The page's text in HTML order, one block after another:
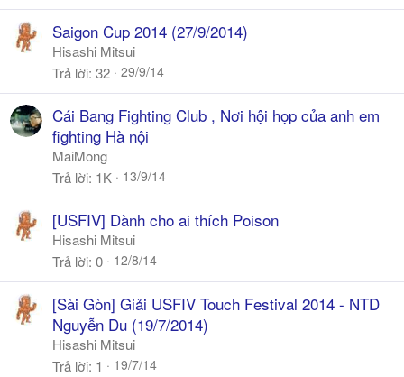
Saigon Cup 2014 (27/9/2014)
Hisashi Mitsui
Trả lời 32 29/9/14
Cái Bang Fighting Club , Nơi hội họp của anh em
fighting Hà nội
MaiMong
Trả lời 1K 13/9/14
[USFIV] Dành cho ai thích Poison
Hisashi Mitsui
Trả lời 0 12/8/14
[Sài Gòn] Giải USFIV Touch Festival 2014 - NTD
Nguyễn Du (19/7/2014)
Hisashi Mitsui
Trả lời 1 19/7/14